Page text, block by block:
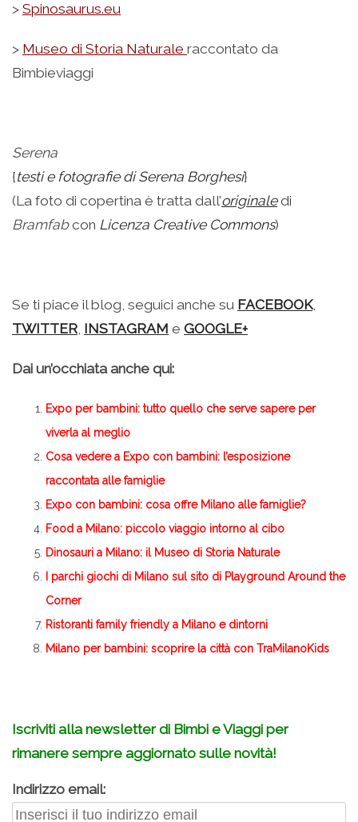
> Spinosaurus.eu
> Museo di Storia Naturale raccontato da
Bimbieviaggi
Serena
{testi e fotografie di Serena Borghesi}
(La foto di copertina è tratta dall’originaledi
Bramfabcon Licenza Creative Commons)
Se ti piace il blog, seguici anche su FACEBOOK,
TWITTER, INSTAGRAM e GOOGLE+
Dai un’occhiata anche qui:
Expo per bambini: tutto quello che serve sapere per
viverla al meglio
Cosa vedere a Expo con bambini: l’esposizione
raccontata alle famiglie
Expo con bambini: cosa offre Milano alle famiglie?
Food a Milano: piccolo viaggio intorno al cibo
Dinosauri a Milano: il Museo di Storia Naturale
I parchi giochi di Milano sul sito di Playground Around the
Corner
Ristoranti family friendly a Milano e dintorni
Milano per bambini: scoprire la città con TraMilanoKids
Iscriviti alla newsletter di Bimbi e Viaggi per
rimanere sempre aggiornato sulle novità!
Indirizzo email: